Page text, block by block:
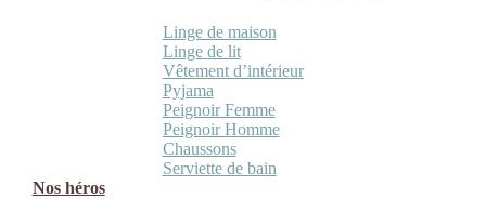
Linge de maison
Linge de lit
Vêtement d’intérieur
Pyjama
Peignoir Femme
Peignoir Homme
Chaussons
Serviette de bain
Nos héros